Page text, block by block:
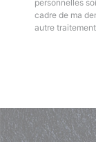
personnelles
cadre de ma
autre